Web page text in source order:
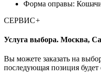
Форма оправы:
СЕРВИС+
Услуга выбора. Москва,
Вы можете заказать на
последующая позиция будет